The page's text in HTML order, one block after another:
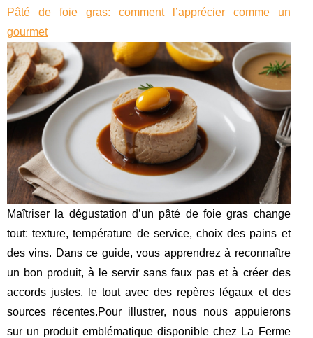
Pâté de foie gras: comment l’apprécier comme un
gourmet
Maîtriser la dégustation d’un pâté de foie gras change
tout: texture, température de service, choix des pains et
des vins. Dans ce guide, vous apprendrez à reconnaître
un bon produit, à le servir sans faux pas et à créer des
accords justes, le tout avec des repères légaux et des
sources récentes.Pour illustrer, nous nous appuierons
sur un produit emblématique disponible chez La Ferme